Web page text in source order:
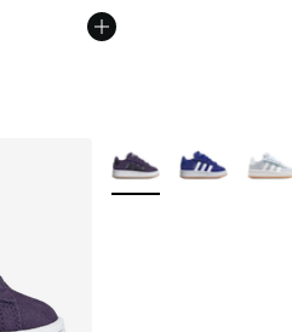
Plus de couleurs